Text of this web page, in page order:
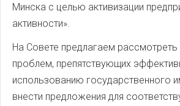
Минска с целью активизации
активности».
На Совете предлагаем
проблем, препятствующих
использованию государственного
внести предложения для